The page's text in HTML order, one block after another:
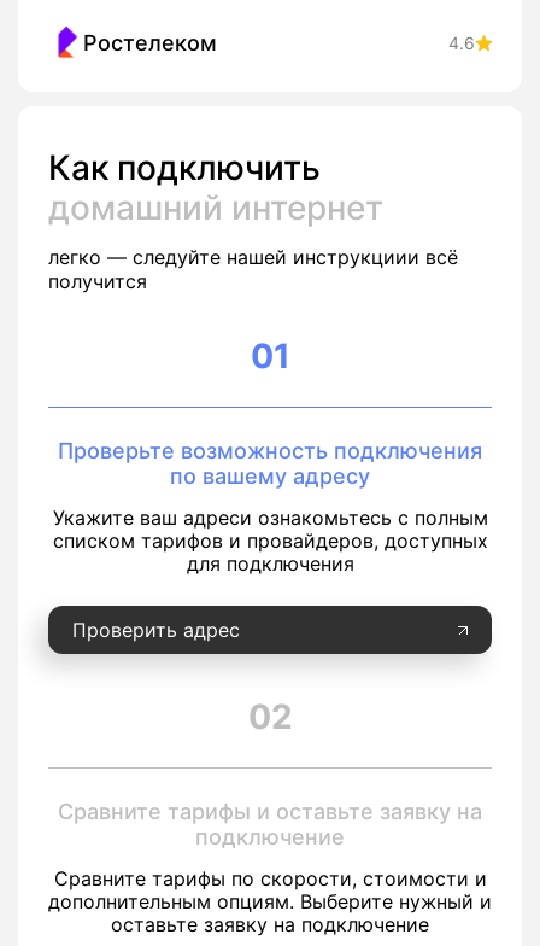
Ростелеком 4.6
Как подключить
домашний интернет
легко — следуйте нашей инструкциии всё
получится
01
Проверьте возможность подключения
по вашему адресу
Укажите ваш адреси ознакомьтесь с полным
списком тарифов и провайдеров, доступных
для подключения
Проверить адрес
02
Сравните тарифы и оставьте заявку на
подключение
Сравните тарифы по скорости, стоимости и
дополнительным опциям. Выберите нужный и
оставьте заявку на подключение